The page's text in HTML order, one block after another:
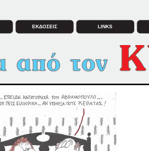
ΕΚΔΟΣΕΙΣ LINKS